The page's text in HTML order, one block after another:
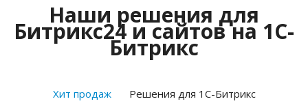
Наши решения для
Битрикс24 и сайтов на 1С-
Битрикс
Хит продаж Решения для 1С-Битрикс